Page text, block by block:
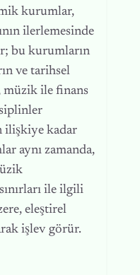
kurumlar,
ilerlemesinde
bu kurumların
ve tarihsel
müzik ile finans
ilişkiye kadar
aynı zamanda,
ile ilgili
eleştirel
işlev görür.